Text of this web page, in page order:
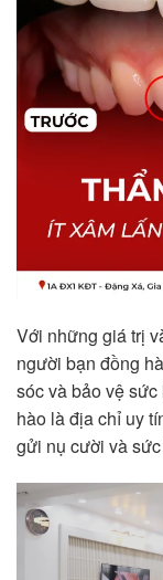
Với những giá trị
người bạn đồng
sóc và bảo vệ
hào là địa chỉ uy
gửi nụ cười và